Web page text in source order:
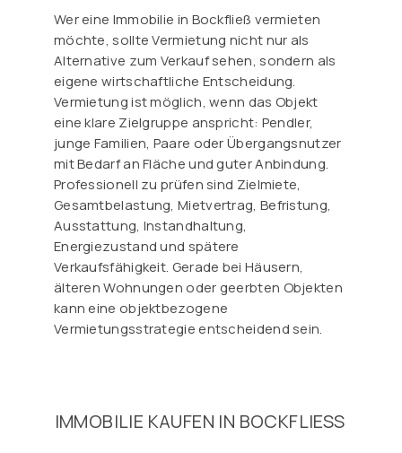
Wer eine Immobilie in Bockfließ vermieten
möchte, sollte Vermietung nicht nur als
Alternative zum Verkauf sehen, sondern als
eigene wirtschaftliche Entscheidung.
Vermietung ist möglich, wenn das Objekt
eine klare Zielgruppe anspricht: Pendler,
junge Familien, Paare oder Übergangsnutzer
mit Bedarf an Fläche und guter Anbindung.
Professionell zu prüfen sind Zielmiete,
Gesamtbelastung, Mietvertrag, Befristung,
Ausstattung, Instandhaltung,
Energiezustand und spätere
Verkaufsfähigkeit. Gerade bei Häusern,
älteren Wohnungen oder geerbten Objekten
kann eine objektbezogene
Vermietungsstrategie entscheidend sein.
IMMOBILIE KAUFEN IN BOCKFLIESS